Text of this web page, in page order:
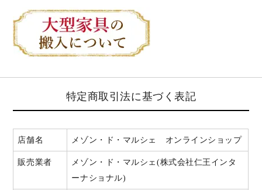
特定商取引法に基づく表記
店舗名 メゾン・ド・マルシェ オンラインショップ
販売業者
メゾン・ド・マルシェ(株式会社仁王インタ
ーナショナル)